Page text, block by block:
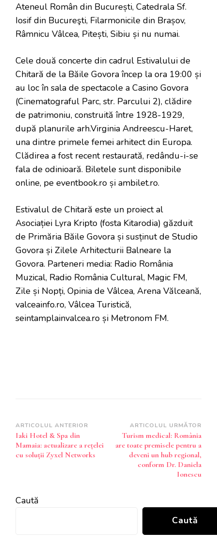
Ateneul Român din București, Catedrala Sf.
Iosif din Bucureşti, Filarmonicile din Brașov,
Râmnicu Vâlcea, Pitești, Sibiu și nu numai.
Cele două concerte din cadrul Estivalului de
Chitară de la Băile Govora încep la ora 19:00 și
au loc în sala de spectacole a Casino Govora
(Cinematograful Parc, str. Parcului 2), clădire
de patrimoniu, construită între 1928-1929,
după planurile arh.Virginia Andreescu-Haret,
una dintre primele femei arhitect din Europa.
Clădirea a fost recent restaurată, redându-i-se
fala de odinioară. Biletele sunt disponibile
online, pe eventbook.ro și ambilet.ro.
Estivalul de Chitară este un proiect al
Asociației Lyra Kripto (fosta Kitarodia) găzduit
de Primăria Băile Govora și susținut de Studio
Govora și Zilele Arhitecturii Balneare la
Govora. Parteneri media: Radio România
Muzical, Radio România Cultural, Magic FM,
Zile și Nopți, Opinia de Vâlcea, Arena Vălceană,
valceainfo.ro, Vâlcea Turistică,
seintamplainvalcea.ro și Metronom FM.
Navigare
în
articole
ARTICOLUL ANTERIOR
Iaki Hotel & Spa din
Mamaia: actualizare a rețelei
cu soluții Zyxel Networks
ARTICOLUL URMĂTOR
Turism medical: România
are toate premisele pentru a
deveni un hub regional,
conform Dr. Daniela
Ionescu
Caută
Caută